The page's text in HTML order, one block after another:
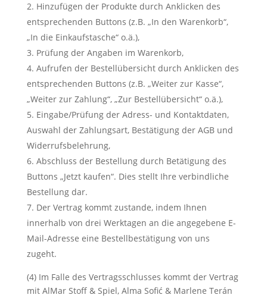
Hinzufügen der Produkte durch Anklicken des
entsprechenden Buttons (z.B. „In den Warenkorb“,
„In die Einkaufstasche“ o.ä.),
Prüfung der Angaben im Warenkorb,
Aufrufen der Bestellübersicht durch Anklicken des
entsprechenden Buttons (z.B. „Weiter zur Kasse“,
„Weiter zur Zahlung“, „Zur Bestellübersicht“ o.ä.),
Eingabe/Prüfung der Adress- und Kontaktdaten,
Auswahl der Zahlungsart, Bestätigung der AGB und
Widerrufsbelehrung,
Abschluss der Bestellung durch Betätigung des
Buttons „Jetzt kaufen“. Dies stellt Ihre verbindliche
Bestellung dar.
Der Vertrag kommt zustande, indem Ihnen
innerhalb von drei Werktagen an die angegebene E-
Mail-Adresse eine Bestellbestätigung von uns
zugeht.
(4) Im Falle des Vertragsschlusses kommt der Vertrag
mit AlMar Stoff & Spiel, Alma Soﬁć & Marlene Terán